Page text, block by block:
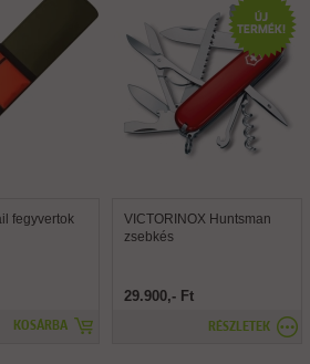
fegyvertok
KOSÁRBA
VICTORINOX Huntsman
zsebkés
29.900,- Ft
RÉSZLETEK